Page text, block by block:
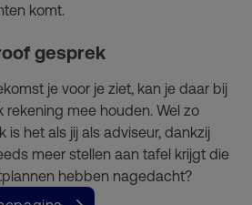
komt.
gesprek
je voor je ziet, kan je daar bij
mee houden. Wel zo
is het als jij als adviseur, dankzij
meer stellen aan tafel krijgt die
hebben nagedacht?